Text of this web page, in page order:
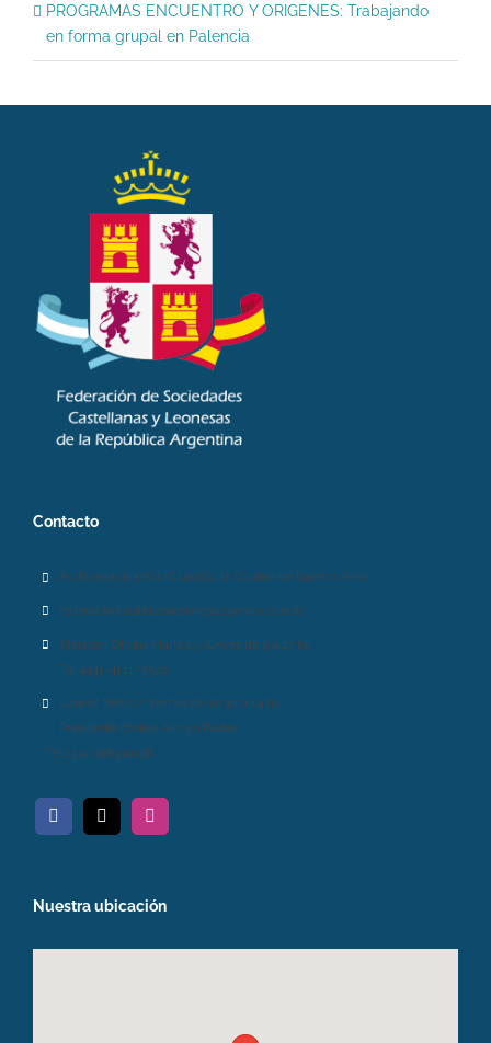
PROGRAMAS ENCUENTRO Y ORIGENES: Trabajando
en forma grupal en Palencia
Contacto
Av. Rivadavia 5764 (C1406GLN) Ciudad de Buenos Aires.
federacioncastellanoleonesa@yahoo.com.ar
Atención Oficina Martes y Jueves de 9 a 17 hs.
Tel 4431-4121/3540.
Lunes/ Mierc / Viernes de 10.30 a 14 hs.
Presidente Emilce Arroyo Pastor:
Tel 0342 156310138.
Nuestra ubicación